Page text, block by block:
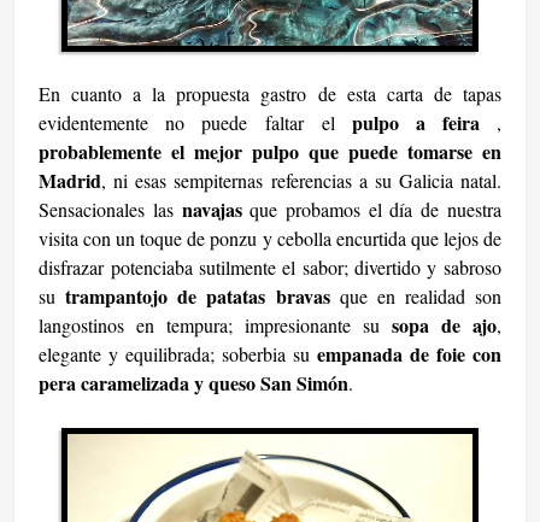
En cuanto a la propuesta gastro de esta carta de tapas
evidentemente no puede faltar el pulpo a feira ,
probablemente el mejor pulpo que puede tomarse en
Madrid, ni esas sempiternas referencias a su Galicia natal.
Sensacionales las navajasque probamos el día de nuestra
visita con un toque de ponzu y cebolla encurtida que lejos de
disfrazar potenciaba sutilmente el sabor; divertido y sabroso
sutrampantojo de patatas bravasque en realidad son
langostinos en tempura; impresionante su sopa de ajo,
elegante y equilibrada; soberbia su empanada de foie con
pera caramelizada y queso San Simón.